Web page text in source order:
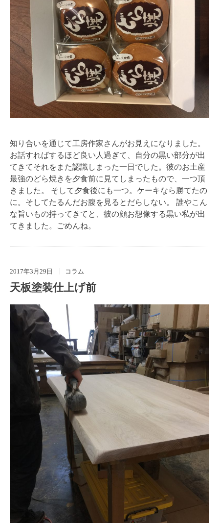
知り合いを通じて工房作家さんがお見えになりました。
お話すればするほど良い人過ぎて、自分の黒い部分が出
てきてそれをまた認識しまった一日でした。彼のお土産
最強のどら焼きを夕食前に見てしまったもので、一つ頂
きました。 そして夕食後にも一つ。ケーキなら勝てたの
に。そしてたるんだお腹を見るとだらしない。 誰やこん
な旨いもの持ってきてと、彼の顔お想像する黒い私が出
てきました。ごめんね。
2017年3月29日 コラム
天板塗装仕上げ前